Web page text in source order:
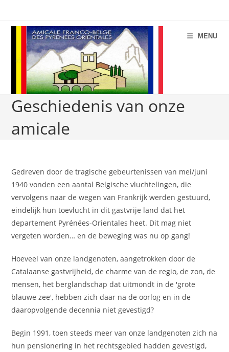
MENU
Geschiedenis van onze
amicale
Gedreven door de tragische gebeurtenissen van mei/juni
1940 vonden een aantal Belgische vluchtelingen, die
vervolgens naar de wegen van Frankrijk werden gestuurd,
eindelijk hun toevlucht in dit gastvrije land dat het
departement Pyrénées-Orientales heet. Dit mag niet
vergeten worden… en de beweging was nu op gang!
Hoeveel van onze landgenoten, aangetrokken door de
Catalaanse gastvrijheid, de charme van de regio, de zon, de
mensen, het berglandschap dat uitmondt in de 'grote
blauwe zee', hebben zich daar na de oorlog en in de
daaropvolgende decennia niet gevestigd?
Begin 1991, toen steeds meer van onze landgenoten zich na
hun pensionering in het rechtsgebied hadden gevestigd,